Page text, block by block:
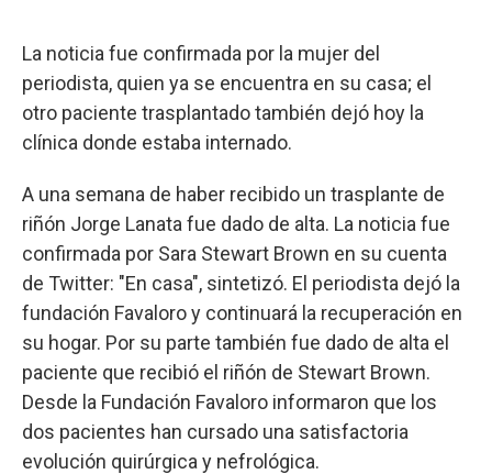
k
p
n
La noticia fue confirmada por la mujer del
periodista, quien ya se encuentra en su casa; el
otro paciente trasplantado también dejó hoy la
clínica donde estaba internado.
A una semana de haber recibido un trasplante de
riñón Jorge Lanata fue dado de alta. La noticia fue
confirmada por Sara Stewart Brown en su cuenta
de Twitter: "En casa", sintetizó. El periodista dejó la
fundación Favaloro y continuará la recuperación en
su hogar. Por su parte también fue dado de alta el
paciente que recibió el riñón de Stewart Brown.
Desde la Fundación Favaloro informaron que los
dos pacientes han cursado una satisfactoria
evolución quirúrgica y nefrológica.